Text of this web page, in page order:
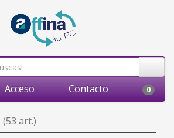
Acceso Contacto 0
(53 art.)